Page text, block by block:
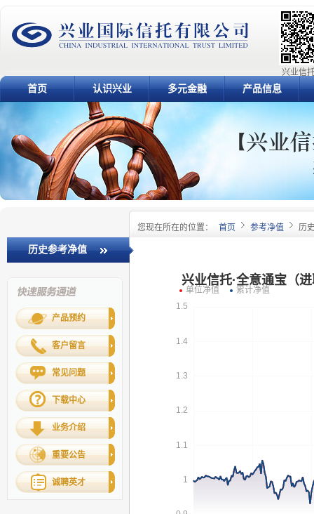
兴业信
首页 认识兴业 多元金融 产品信息
您现在所在的位置： 首页 参考净值 历
历史参考净值
产品预约
客户留言
常见问题
下载中心
业务介绍
重要公告
诚聘英才